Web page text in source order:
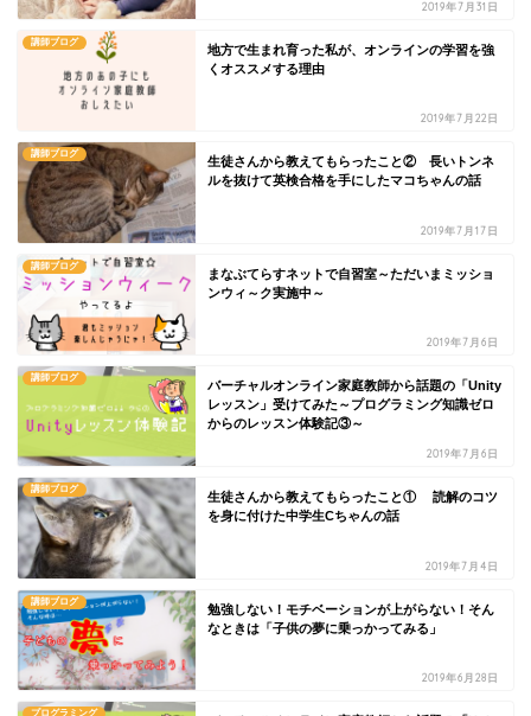
2019年7月31日
講師ブログ
地方で生まれ育った私が、オンラインの学習を強
くオススメする理由
2019年7月22日
講師ブログ
生徒さんから教えてもらったこと② 長いトンネ
ルを抜けて英検合格を手にしたマコちゃんの話
2019年7月17日
講師ブログ
まなぶてらすネットで自習室～ただいまミッショ
ンウィ～ク実施中～
2019年7月6日
講師ブログ
バーチャルオンライン家庭教師から話題の「Unity
レッスン」受けてみた～プログラミング知識ゼロ
からのレッスン体験記③～
2019年7月6日
講師ブログ
生徒さんから教えてもらったこと① 読解のコツ
を身に付けた中学生Cちゃんの話
2019年7月4日
講師ブログ
勉強しない！モチベーションが上がらない！そん
なときは「子供の夢に乗っかってみる」
2019年6月28日
プログラミング